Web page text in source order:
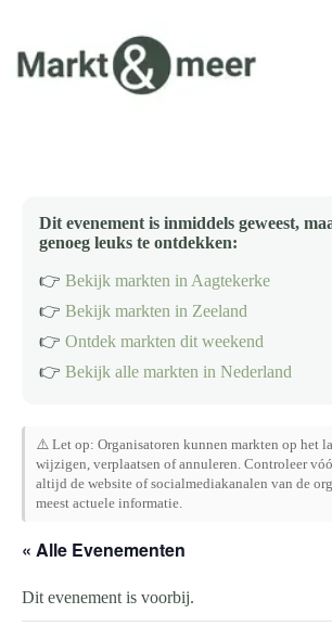
inhoud
Dit evenement is inmiddels geweest,
genoeg leuks te ontdekken:
👉 Bekijk markten in Aagtekerke
👉 Bekijk markten in Zeeland
👉 Ontdek markten dit weekend
👉 Bekijk alle markten in Nederland
⚠️ Let op: Organisatoren kunnen markten op het
wijzigen, verplaatsen of annuleren. Controleer
altijd de website of socialmediakanalen van de
meest actuele informatie.
« Alle Evenementen
Dit evenement is voorbij.